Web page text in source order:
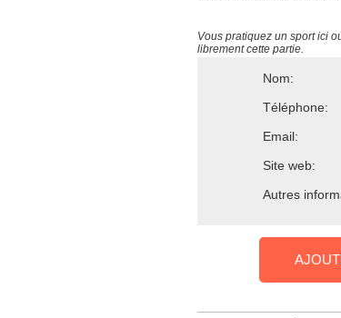
Vous pratiquez un sport ici
librement cette partie.
Nom:
Téléphone:
Email:
Site web:
Autres